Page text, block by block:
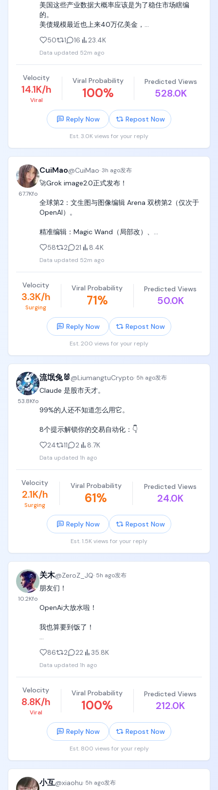
美国这些产业数据大概率应该是为了稳住市场瞎编
的。
美债规模最近也上来40万亿美金，
的追赶降价打击让人对美元在未来的信誉有了不确定
性。
同时7月科技持续暴跌导致资金对市场的避险需求催生
了最近一个月老登资产和黄金白银的触底反弹。
50 1 16 23.4K
Data updated 52m ago
Velocity
14.1K/h
Viral
Viral Probability
100%
Predicted Views
528.0K
Reply Now Repost Now
Est. 3.0K views for your reply
67.7Kfo
CuiMao@CuiMao·3h ago发布
🚀Grok image2.0正式发布！
全球第2：文生图与图像编辑 Arena 双榜第2（仅次于
OpenAI）。
精准编辑：Magic Wand（局部改）、
考、任意比例智能缩放。
文字极致清晰：密集排版、多语言文字锐利不糊，布
局如设计师规划。
真实可用：信息图、UI原型、游戏资产、产品图等直接
落地，指令跟随精确，细节不崩。
一致性强：跨编辑保持风格与主体，支持模板与系列
无法现象，grok video 2.0会有多厉害。
58 2 21 8.4K
Data updated 52m ago
Velocity
3.3K/h
Surging
Viral Probability
71%
Predicted Views
50.0K
Reply Now Repost Now
Est. 200 views for your reply
53.8Kfo
流氓兔🐰@LiumangtuCrypto· 5h ago发布
Claude 是股市天才。
99%的人还不知道怎么用它。
8个提示解锁你的交易自动化：👇
24
11 2 8.7K
Data updated 1h ago
Velocity
2.1K/h
Surging
Viral Probability
61%
Predicted Views
24.0K
Reply Now Repost Now
Est. 1.5K views for your reply
10.2Kfo
关木@ZeroZ_JQ· 5h ago发布
朋友们！
OpenAi大放水啦！
我也算要到饭了！
以后我再也不喷奥特曼和Openai了！
https://t.co/CGIzS4Un65
86 2 22 35.8K
Data updated 1h ago
Velocity
8.8K/h
Viral
Viral Probability
100%
Predicted Views
212.0K
Reply Now Repost Now
Est. 800 views for your reply
小互@xiaohu· 5h ago发布